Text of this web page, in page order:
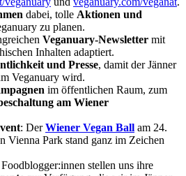
dabei, tolle Aktionen und
zu planen.
Veganuary-Newsletter mit
Inhalten adaptiert.
und Presse, damit der Jänner
Veganuary wird.
im öffentlichen Raum, zum
am Wiener
: DerWiener Vegan Ball am 24.
Vienna Park stand ganz im Zeichen
stellen uns ihre